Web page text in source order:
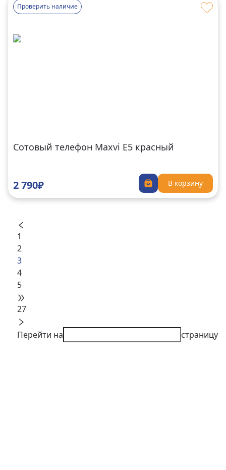
Проверить наличие
Сотовый телефон Maxvi E5 красный
2 790₽ В корзину
1
2
3
4
5
27
Перейти на страницу